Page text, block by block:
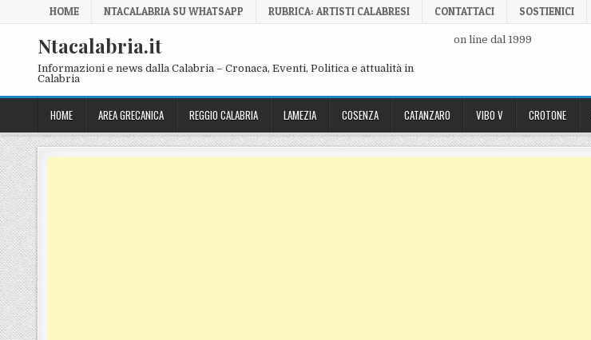
Skip to content
HOME NTACALABRIA SU WHATSAPP RUBRICA: ARTISTI CALABRESI CONTATTACI SOSTIENICI
Ntacalabria.it
Informazioni e news dalla Calabria – Cronaca, Eventi, Politica e attualità in
Calabria
on line dal 1999
HOME AREA GRECANICA REGGIO CALABRIA LAMEZIA COSENZA CATANZARO VIBO V CROTONE